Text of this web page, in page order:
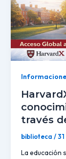
través
biblioteca /
La educación